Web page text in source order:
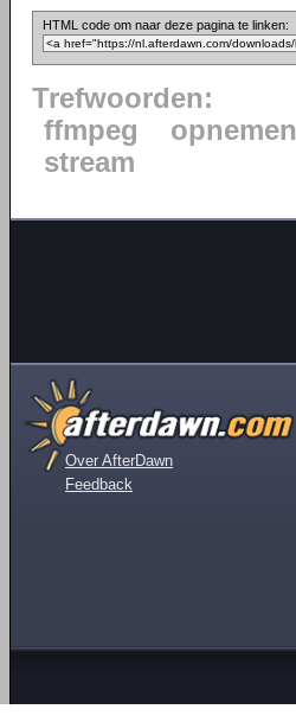
HTML code om naar deze pagina te linken:
Trefwoorden:
ffmpeg
opnemen
stream
Over AfterDawn
Feedback